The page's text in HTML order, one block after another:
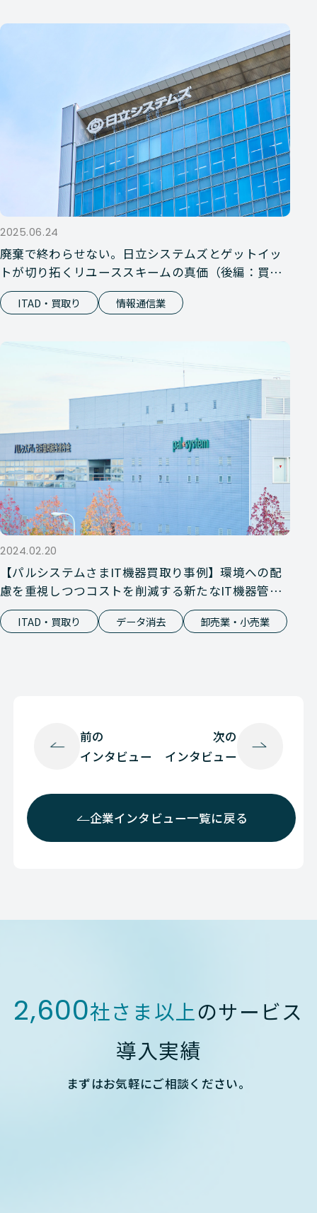
2025.06.24
廃棄で終わらせない。日立システムズとゲットイッ
トが切り拓くリユーススキームの真価（後編：買取
りサービス）
ITAD・買取り 情報通信業
2024.02.20
【パルシステムさまIT機器買取り事例】環境への配
慮を重視しつつコストを削減する新たなIT機器管理
手法
ITAD・買取り データ消去 卸売業・小売業
前の
インタビュー
企業インタビュー一覧に戻る
次の
インタビュー
2,600社さま以上のサービス
導入実績
まずはお気軽にご相談ください。